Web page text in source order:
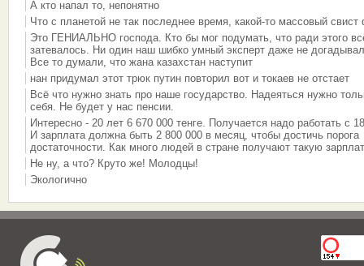
А кто напал то, непонятно
Что с планетой не так последнее время, какой-то массовый свист
Это ГЕНИАЛЬНО господа. Кто бы мог подумать, что ради этого
затевалось. Ни один наш шибко умный эксперт даже не
Все то думали, что жана казахстан наступит
нан придумал этот трюк путин повторил вот и токаев не отстает
Всё что нужно знать про наше государство. Надеяться нужно
себя. Не будет у нас пенсии.
Интересно - 20 лет 6 670 000 тенге. Получается надо работать с
И зарплата должна быть 2 800 000 в месяц, чтобы достичь порога
достаточности. Как много людей в стране получают такую
Не ну, а что? Круто же! Молодцы!
Экологично